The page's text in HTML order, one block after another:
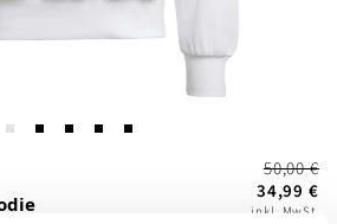
50,00 €
34,99 €
inkl. MwSt.